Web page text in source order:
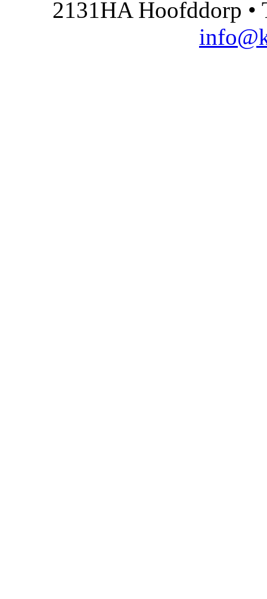
2131HA Hoofddorp •